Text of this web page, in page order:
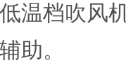
温档吹风
助。